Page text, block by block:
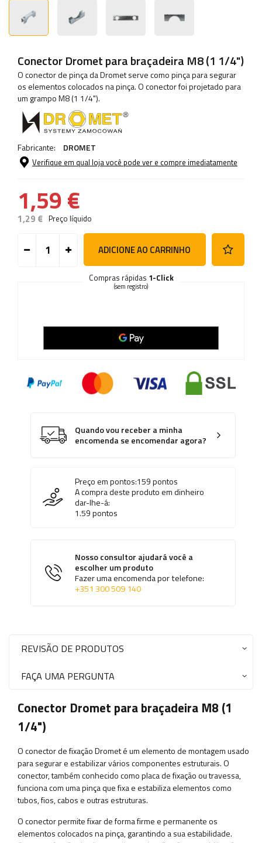
Conector Dromet para braçadeira M8 (1 1/4")
O conector de pinça da Dromet serve como pinça para segurar
os elementos colocados na pinça. O conector foi projetado para
um grampo M8 (1 1/4").
Fabricante: DROMET
Verifique em qual loja você pode ver e compre imediatamente
1,59 €
1,29 € Preço líquido
ADICIONE AO CARRINHO
Compras rápidas 1-Click
(sem registro)
Quando vou receber a minha
encomenda se encomendar agora?
Preço em pontos:159pontos
A compra deste produto em dinheiro
dar-lhe-á:
1.59pontos
Nosso consultor ajudará você a
escolher um produto
Fazer uma encomenda por telefone:
+351 300 509 140
REVISÃO DE PRODUTOS
FAÇA UMA PERGUNTA
Conector Dromet para braçadeira M8 (1
1/4")
O conector de fixação Dromet é um elemento de montagem usado
para segurar e estabilizar vários componentes estruturais. O
conector, também conhecido como placa de fixação ou travessa,
funciona com uma pinça que fixa e estabiliza elementos como
tubos, fios, cabos e outras estruturas.
O conector permite fixar de forma firme e permanente os
elementos colocados na pinça, garantindo a sua estabilidade.